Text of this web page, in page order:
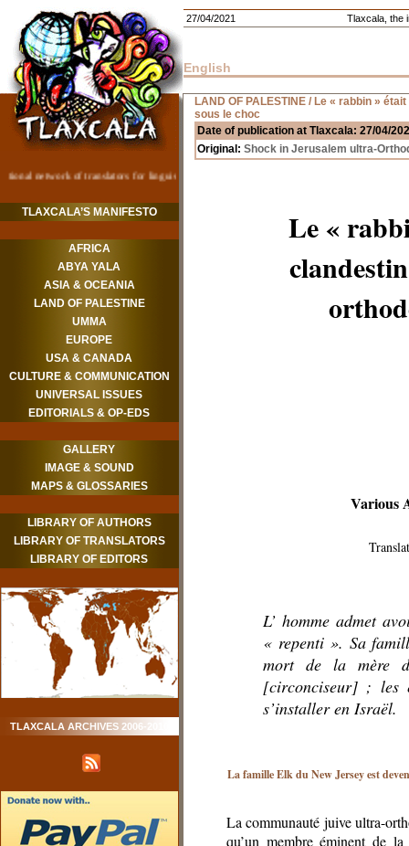
TLAXCALA’S MANIFESTO
AFRICA
ABYA YALA
ASIA & OCEANIA
LAND OF PALESTINE
UMMA
EUROPE
USA & CANADA
CULTURE & COMMUNICATION
UNIVERSAL ISSUES
EDITORIALS & OP-EDS
GALLERY
IMAGE & SOUND
MAPS & GLOSSARIES
LIBRARY OF AUTHORS
LIBRARY OF TRANSLATORS
LIBRARY OF EDITORS
TLAXCALA ARCHIVES 2006-2010
27/04/2021 Tlaxcala, the
English
LAND OF PALESTINE / Le « rabbin »
sous le choc
Date of publication at Tlaxcala: 27/04/
Original: Shock in Jerusalem ultra-
Le «
Various
L’ homme admet
« repenti ». Sa
mort de la mère
[circonciseur] ; les
s’installer en Israël.
La famille Elk du New Jersey est
La communauté juive ultra-
qu’un membre éminent de